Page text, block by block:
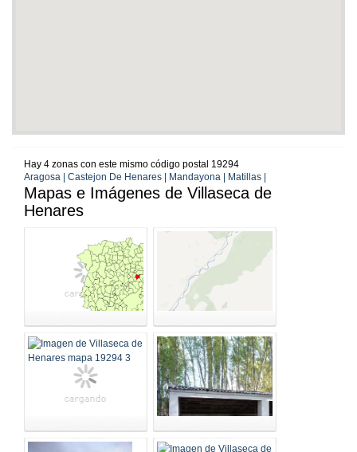
Hay 4 zonas con este mismo código postal 19294
Aragosa | Castejon De Henares | Mandayona | Matillas |
Mapas e Imágenes de Villaseca de
Henares